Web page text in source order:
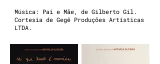
Música: Pai e Mãe, de Gilberto Gil.
Cortesia de Gegê Produções Artísticas
LTDA.